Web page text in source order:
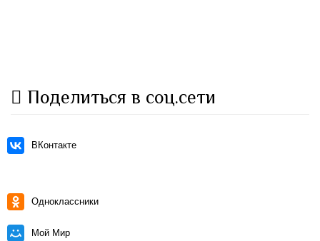
Поделиться в соц.сети
ВКонтакте
Одноклассники
Мой Мир